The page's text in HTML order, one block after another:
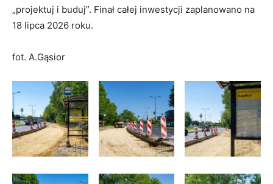
„projektuj i buduj”. Finał całej inwestycji zaplanowano na
18 lipca 2026 roku.
fot. A.Gąsior